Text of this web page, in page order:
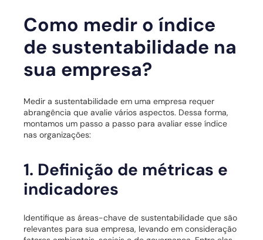
Como medir o índice
de sustentabilidade na
sua empresa?
Medir a sustentabilidade em uma empresa requer
abrangência que avalie vários aspectos. Dessa forma,
montamos um passo a passo para avaliar esse índice
nas organizações:
1. Definição de métricas e
indicadores
Identifique as áreas-chave de sustentabilidade que são
relevantes para sua empresa, levando em consideração